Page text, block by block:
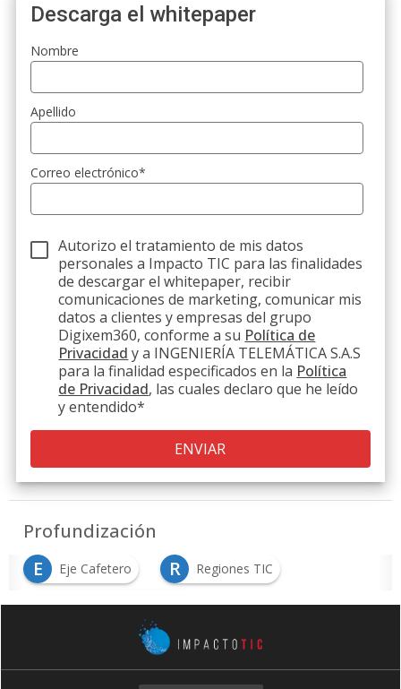
Descarga el whitepaper
Nombre
Apellido
Correo electrónico*
Autorizo el tratamiento de mis datos
personales a Impacto TIC para las finalidades
de descargar el whitepaper, recibir
comunicaciones de marketing, comunicar mis
datos a clientes y empresas del grupo
Digixem360, conforme a su Política de
Privacidad y a INGENIERÍA TELEMÁTICA S.A.S
para la finalidad especificados en la Política
de Privacidad, las cuales declaro que he leído
y entendido*
Profundización
E
Eje Cafetero R Regiones TIC
T Territorios Inteligentes